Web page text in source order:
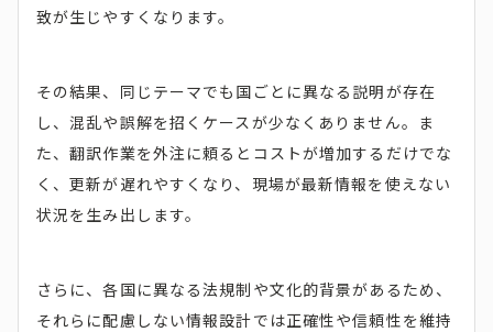
致が生じやすくなります。
その結果、同じテーマでも国ごとに異なる説明が存在
し、混乱や誤解を招くケースが少なくありません。ま
た、翻訳作業を外注に頼るとコストが増加するだけでな
く、更新が遅れやすくなり、現場が最新情報を使えない
状況を生み出します。
さらに、各国に異なる法規制や文化的背景があるため、
それらに配慮しない情報設計では正確性や信頼性を維持